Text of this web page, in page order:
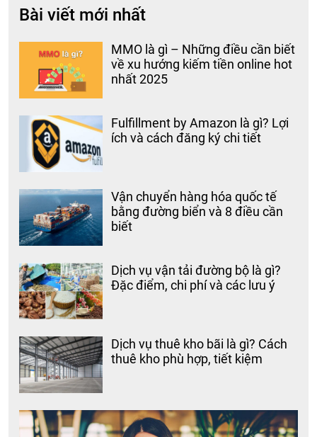
Bài viết mới nhất
MMO là gì – Những điều cần biết
về xu hướng kiếm tiền online hot
nhất 2025
Fulfillment by Amazon là gì? Lợi
ích và cách đăng ký chi tiết
Vận chuyển hàng hóa quốc tế
bằng đường biển và 8 điều cần
biết
Dịch vụ vận tải đường bộ là gì?
Đặc điểm, chi phí và các lưu ý
Dịch vụ thuê kho bãi là gì? Cách
thuê kho phù hợp, tiết kiệm